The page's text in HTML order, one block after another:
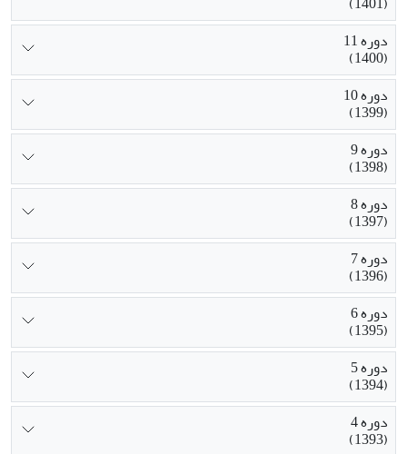
دوره 11
(1400)
دوره 10
(1399)
دوره 9
(1398)
دوره 8
(1397)
دوره 7
(1396)
دوره 6
(1395)
دوره 5
(1394)
دوره 4
(1393)